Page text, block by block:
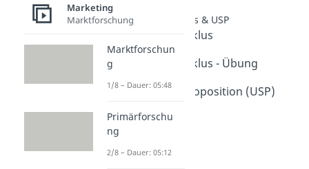
Produktlebenszyklus & USP
Produktlebenszyklus
Dauer: 03:53
Produktlebenszyklus - Übung
Unique Selling Proposition (USP)
Marketing
Marktforschung
Marktforschun
g
1/8 – Dauer: 05:48
Primärforschu
ng
2/8 – Dauer: 05:12